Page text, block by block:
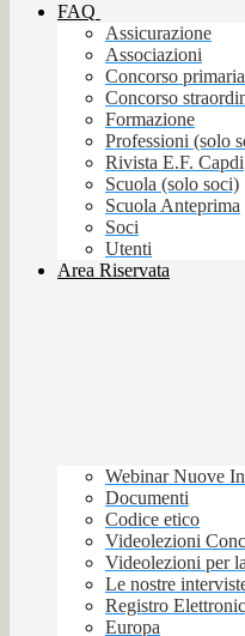
FAQ
Assicurazione
Associazioni
Concorso primaria
Concorso
Formazione
Professioni (solo
Rivista E.F. Capdi
Scuola (solo soci)
Scuola Anteprima
Soci
Utenti
Area Riservata
Webinar Nuove
Documenti
Codice etico
Videolezioni
Videolezioni per
Le nostre
Registro
Europa